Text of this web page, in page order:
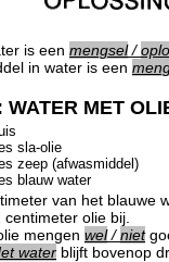
is een mengsel/
in water is een
WATER MET
sla-olie
zeep (afwasmiddel)
blauw water
van het blauwe
centimeter olie bij.
mengen wel/niet
water blijft bovenop